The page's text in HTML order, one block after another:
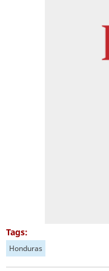
Tags:
Honduras